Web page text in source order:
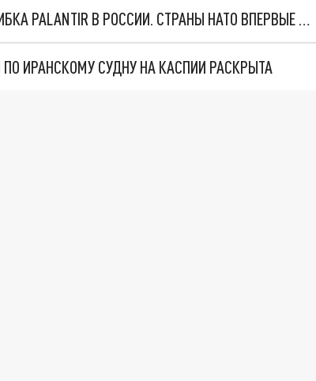
"ОЧЕНЬ ПЛОХИЕ НОВОСТИ": БОЛЬШАЯ ОШИБКА PALANTIR В РОССИИ. СТРАНЫ НАТО ВПЕРВЫЕ ЗА СВО ОСТАНОВИЛИ ПОСТАВКИ ОРУЖИЯ. ВСУ ТЕРЯЮТ ПРИГРАНИЧЬЕ?
ИРАНСКОМУ СУДНУ НА КАСПИИ РАСКРЫТА